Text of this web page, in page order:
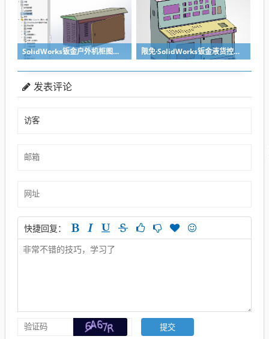
SolidWorks钣金户外机柜图纸下载，带参数 限免·SolidWorks钣金液货控制台图纸下载
发表评论
快捷回复：